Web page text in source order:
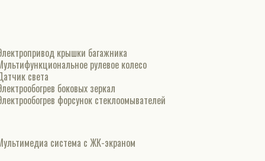
крышки багажника
рулевое колесо
света
боковых зеркал
форсунок стеклоомывателей
система с ЖК-экраном